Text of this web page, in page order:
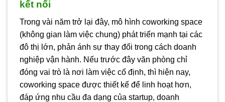
kết nối
Trong vài năm trở lại đây, mô hình coworking space
(không gian làm việc chung) phát triển mạnh tại các
đô thị lớn, phản ánh sự thay đổi trong cách doanh
nghiệp vận hành. Nếu trước đây văn phòng chỉ
đóng vai trò là nơi làm việc cố định, thì hiện nay,
coworking space được thiết kế để linh hoạt hơn,
đáp ứng nhu cầu đa dạng của startup, doanh